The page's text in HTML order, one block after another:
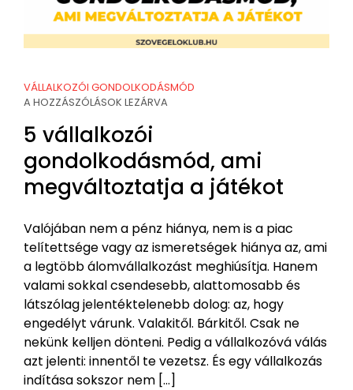
VÁLLALKOZÓI GONDOLKODÁSMÓD
A HOZZÁSZÓLÁSOK LEZÁRVA
5 vállalkozói
gondolkodásmód, ami
megváltoztatja a játékot
Valójában nem a pénz hiánya, nem is a piac
telítettsége vagy az ismeretségek hiánya az, ami
a legtöbb álomvállalkozást meghiúsítja. Hanem
valami sokkal csendesebb, alattomosabb és
látszólag jelentéktelenebb dolog: az, hogy
engedélyt várunk. Valakitől. Bárkitől. Csak ne
nekünk kelljen dönteni. Pedig a vállalkozóvá válás
azt jelenti: innentől te vezetsz. És egy vállalkozás
indítása sokszor nem […]